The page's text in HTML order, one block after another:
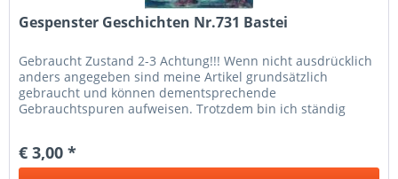
Gespenster Geschichten Nr.731 Bastei
Gebraucht Zustand 2-3 Achtung!!! Wenn nicht ausdrücklich
anders angegeben sind meine Artikel grundsätzlich
gebraucht und können dementsprechende
Gebrauchtspuren aufweisen. Trotzdem bin ich ständig
€ 3,00 *